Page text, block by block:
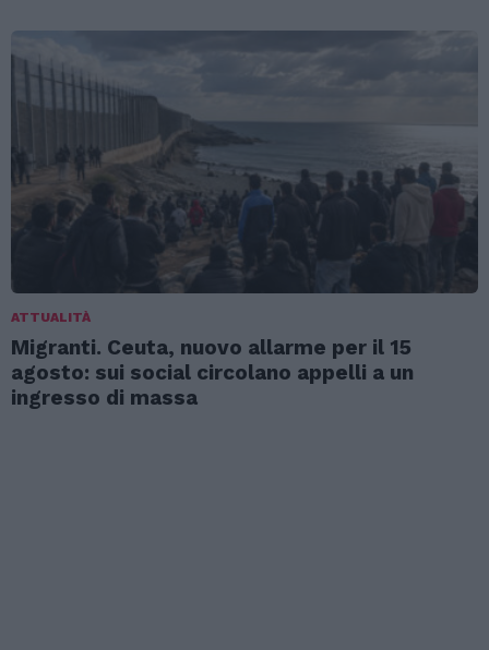
ATTUALITÀ
Migranti. Ceuta, nuovo allarme per il 15
agosto: sui social circolano appelli a un
ingresso di massa